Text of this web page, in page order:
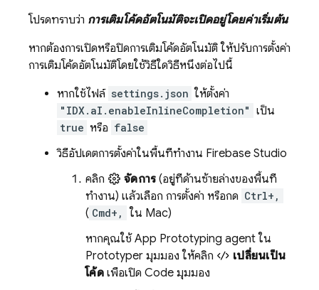
โปรดทราบว่า การเติมโค้ดอัตโนมัติจะเปิดอยู่โดยค่าเริ่มต้น
หากต้องการเปิดหรือปิดการเติมโค้ดอัตโนมัติ ให้ปรับการตั้งค่า
การเติมโค้ดอัตโนมัติโดยใช้วิธีใดวิธีหนึ่งต่อไปนี้
หากใช้ไฟล์ settings.json ให้ตั้งค่า
"IDX.aI.enableInlineCompletion" เป็น
true หรือ false
วิธีอัปเดตการตั้งค่าในพื้นที่ทำงาน Firebase Studio
คลิก
จัดการ (อยู่ที่ด้านซ้ายล่างของพื้นที่
ทำงาน) แล้วเลือก การตั้งค่า หรือกด Ctrl+,
( Cmd+,
ใน Mac)
หากคุณใช้ App Prototyping agent ใน
Prototyper มุมมอง ให้คลิก
เปลี่ยนเป็น
โค้ดเพื่อเปิด Codeมุมมอง